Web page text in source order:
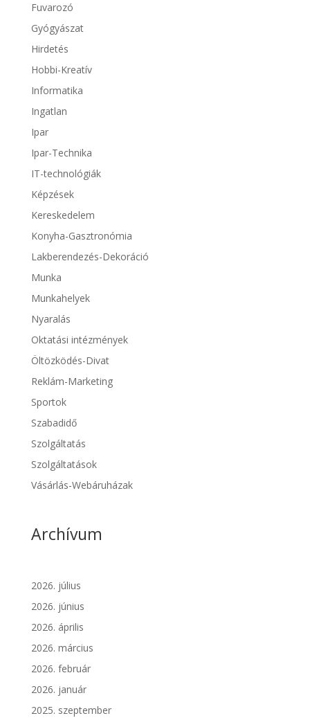
Fuvarozó
Gyógyászat
Hirdetés
Hobbi-Kreatív
Informatika
Ingatlan
Ipar
Ipar-Technika
IT-technológiák
Képzések
Kereskedelem
Konyha-Gasztronómia
Lakberendezés-Dekoráció
Munka
Munkahelyek
Nyaralás
Oktatási intézmények
Öltözködés-Divat
Reklám-Marketing
Sportok
Szabadidő
Szolgáltatás
Szolgáltatások
Vásárlás-Webáruházak
Archívum
2026. július
2026. június
2026. április
2026. március
2026. február
2026. január
2025. szeptember